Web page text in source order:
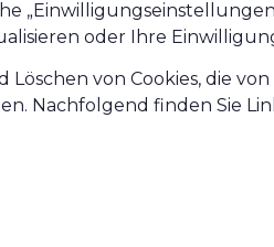
oder Ihre
von Cookies, die
Nachfolgend finden Sie